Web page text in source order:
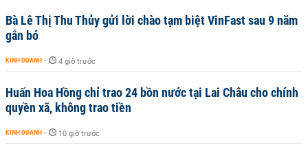
Bà Lê Thị Thu Thủy gửi lời chào tạm biệt VinFast sau 9 năm
gắn bó
KINH DOANH - 4 giờ trước
Huấn Hoa Hồng chỉ trao 24 bồn nước tại Lai Châu cho chính
quyền xã, không trao tiền
KINH DOANH - 10 giờ trước